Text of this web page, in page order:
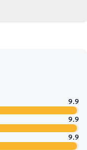
9.9
9.9
9.9